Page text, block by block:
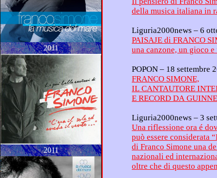
2011
2011
della musica
PAISAJE di FRANCO
POPON – 18
FRANCO SIMONE,
IL
E RECORD
Una riflessione ora é
oltre che di